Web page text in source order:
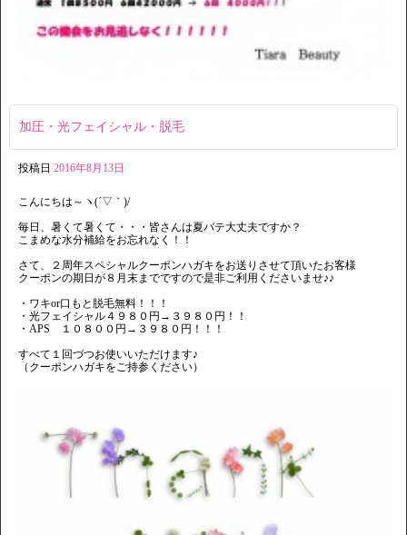
加圧・光フェイシャル・脱毛
投稿日 2016年8月13日
こんにちは～ヽ(´▽｀)/
毎日、暑くて暑くて・・・皆さんは夏バテ大丈夫ですか？
こまめな水分補給をお忘れなく！！
さて、２周年スペシャルクーポンハガキをお送りさせて頂いたお客様
クーポンの期日が８月末までですので是非ご利用くださいませ♪♪
・ワキor口もと脱毛無料！！！
・光フェイシャル４９８０円→３９８０円！！
・APS １０８００円→３９８０円！！！
すべて１回づつお使いいただけます♪
（クーポンハガキをご持参ください）